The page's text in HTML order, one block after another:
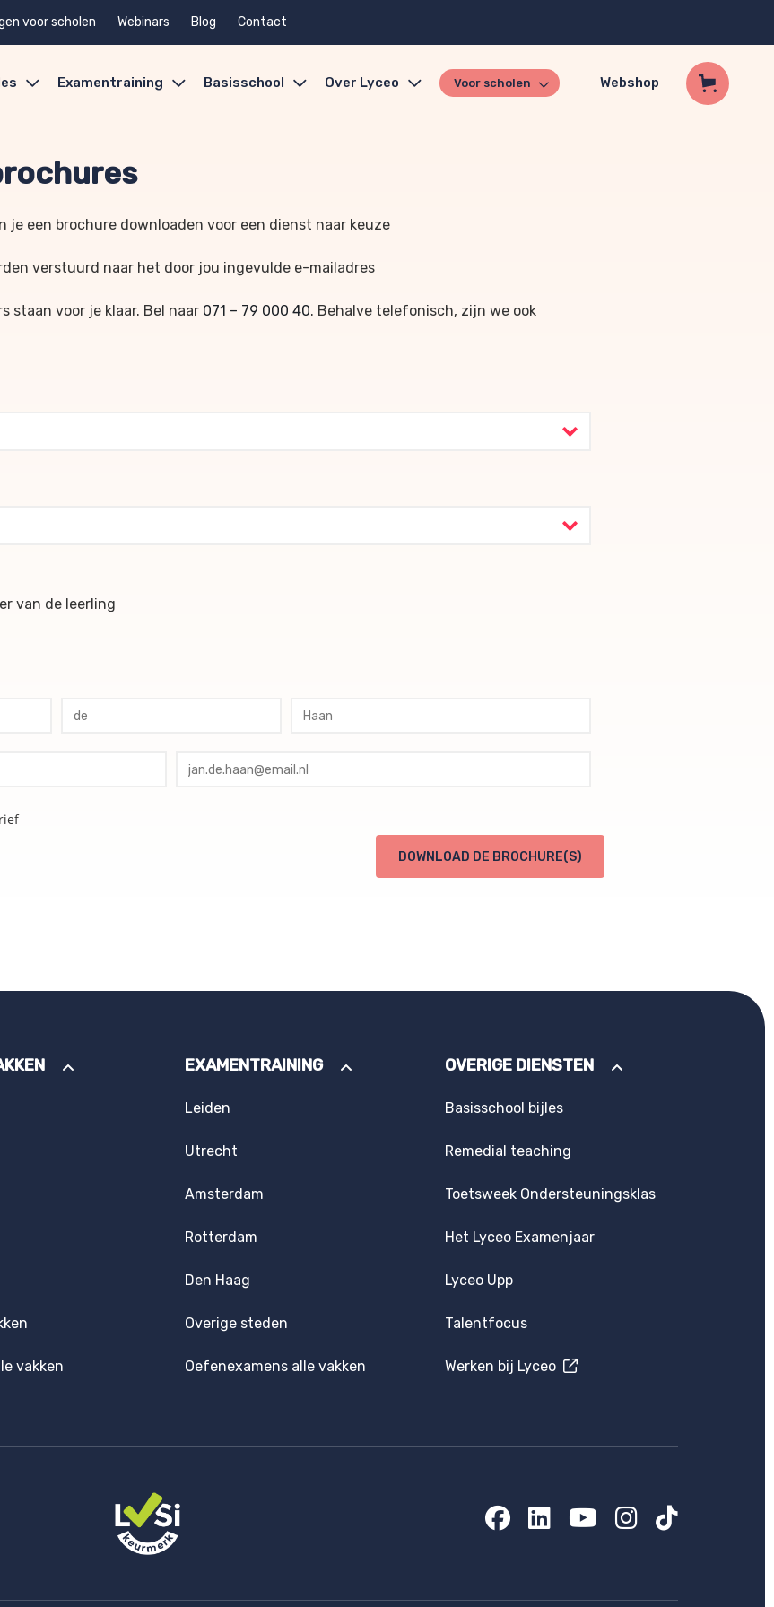
voor scholen Webinars Blog Contact
Examentraining Basisschool Over Lyceo Voor scholen Webshop
je een brochure downloaden voor een dienst naar keuze
verstuurd naar het door jou ingevulde e-mailadres
staan voor je klaar. Bel naar 071 – 79 000 40. Behalve telefonisch, zijn we ook
van de leerling
DOWNLOAD DE BROCHURE(S)
vakken
EXAMENTRAINING
Leiden
Utrecht
Amsterdam
Rotterdam
Den Haag
Overige steden
Oefenexamens alle vakken
OVERIGE DIENSTEN
Basisschool bijles
Remedial teaching
Toetsweek Ondersteuningsklas
Het Lyceo Examenjaar
Lyceo Upp
Talentfocus
Werken bij Lyceo
Facebook
LinkedIn
YouTube
Instagram
TikTok